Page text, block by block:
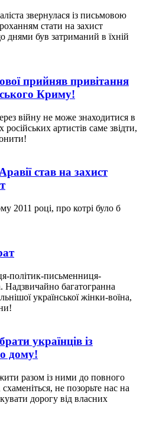
звернулася із письмовою
стати на захист
днями був затриманий в їхній
прийняв привітання
Криму!
війну не може знаходитися в
артистів саме звідти,
став на захист
2011 році, про котрі було б
політик-письменниця-
Надзвичайно багатогранна
української жінки-воїна,
українців із
дому!
разом із ними до повного
не позорьте нас на
дорогу від власних